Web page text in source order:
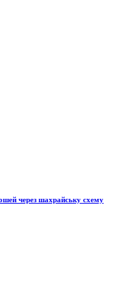
через шахрайську схему